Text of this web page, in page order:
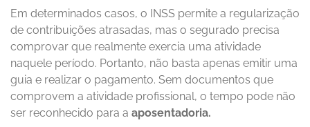
Em determinados casos, o INSS permite a regularização
de contribuições atrasadas, mas o segurado precisa
comprovar que realmente exercia uma atividade
naquele período. Portanto, não basta apenas emitir uma
guia e realizar o pagamento. Sem documentos que
comprovem a atividade profissional, o tempo pode não
ser reconhecido para a aposentadoria.